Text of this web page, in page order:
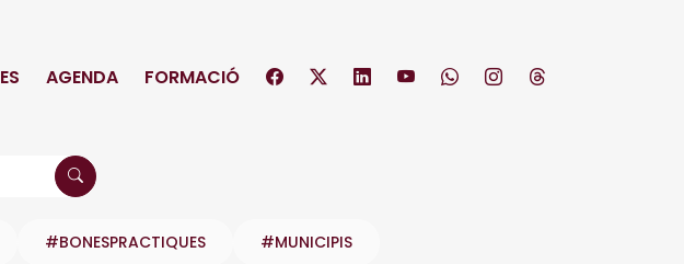
AGENDA FORMACIÓ
#BONESPRACTIQUES #MUNICIPIS